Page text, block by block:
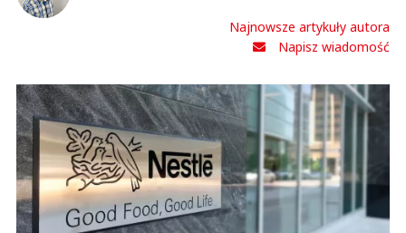
Najnowsze artykuły autora
Napisz wiadomość